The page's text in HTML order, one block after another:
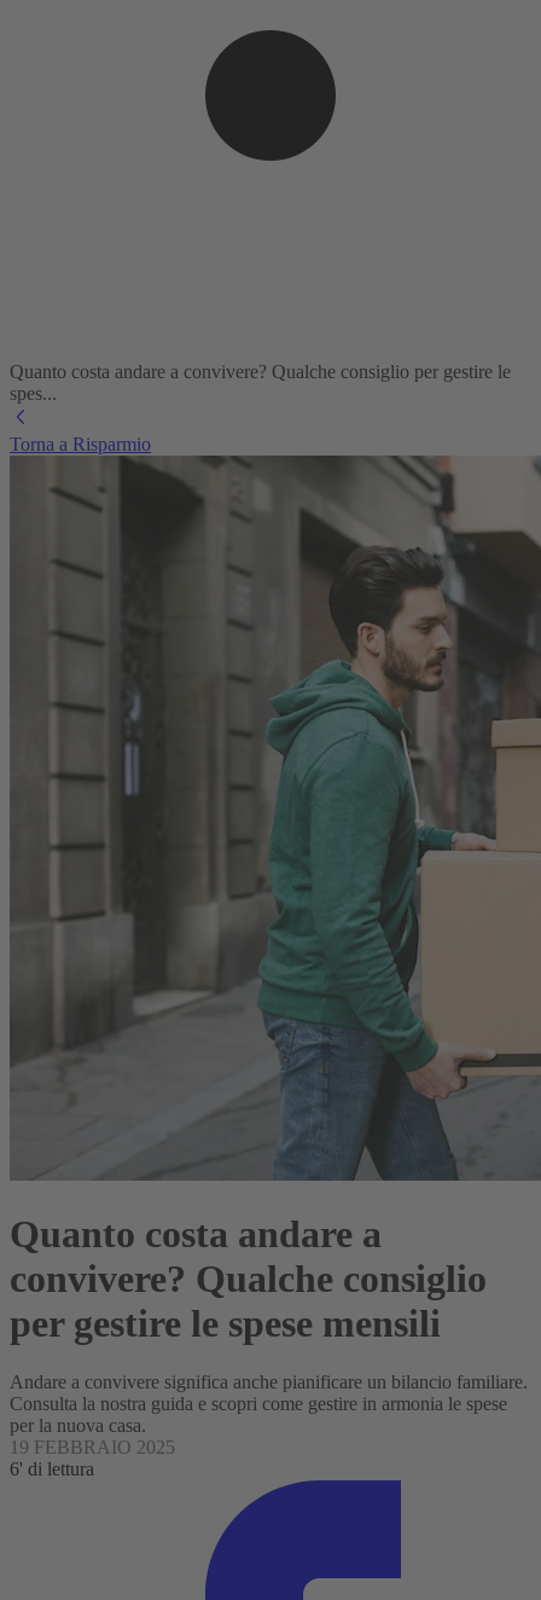
Quanto costa andare a convivere? Qualche consiglio per gestire le
spes...
Torna a Risparmio
Quanto costa andare a
convivere? Qualche consiglio
per gestire le spese mensili
Andare a convivere significa anche pianificare un bilancio familiare.
Consulta la nostra guida e scopri come gestire in armonia le spese
per la nuova casa.
19 FEBBRAIO 2025
6' di lettura